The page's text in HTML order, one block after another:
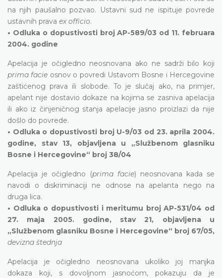
na njih paušalno pozvao. Ustavni sud ne ispituje povrede
ustavnih prava ex officio.
• Odluka o dopustivosti broj AP-589/03 od 11. februara
2004. godine
Apelacija je očigledno neosnovana ako ne sadrži bilo koji
prima facie osnov o povredi Ustavom Bosne i Hercegovine
zaštićenog prava ili slobode. To je slučaj ako, na primjer,
apelant nije dostavio dokaze na kojima se zasniva apelacija
ili ako iz činjeničnog stanja apelacije jasno proizlazi da nije
došlo do povrede.
• Odluka o dopustivosti broj U-9/03 od 23. aprila 2004.
godine, stav 13, objavljena u „Službenom glasniku
Bosne i Hercegovine“ broj 38/04
Apelacija je očigledno (prima facie) neosnovana kada se
navodi o diskriminaciji ne odnose na apelanta nego na
druga lica.
• Odluka o dopustivosti i meritumu broj AP-531/04 od
27. maja 2005. godine, stav 21, objavljena u
„Službenom glasniku Bosne i Hercegovine“ broj 67/05,
devizna štednja
Apelacija je očigledno neosnovana ukoliko joj manjka
dokaza koji, s dovoljnom jasnoćom, pokazuju da je